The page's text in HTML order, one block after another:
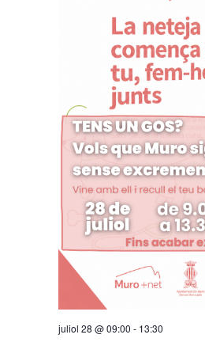
juliol 28 @ 09:00 - 13:30